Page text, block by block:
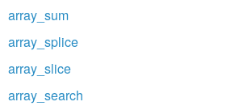
array_sum
array_splice
array_slice
array_search